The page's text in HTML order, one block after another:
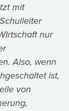
mit
nur
Also, wenn
ist,
von